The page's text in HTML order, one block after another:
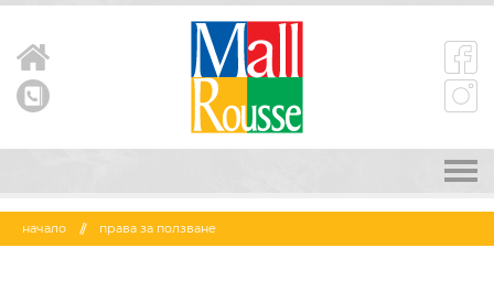
начало права за ползване
STORES